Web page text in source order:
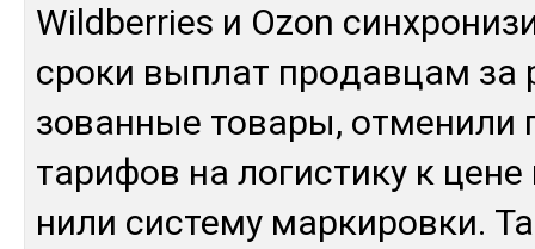
Wildberries и Ozon
сро­ки вып­лат про­дав­цам за
зован­ные то­вары, от­ме­нили
та­рифов на ло­гис­ти­ку к
нили сис­те­му мар­ки­ров­ки.